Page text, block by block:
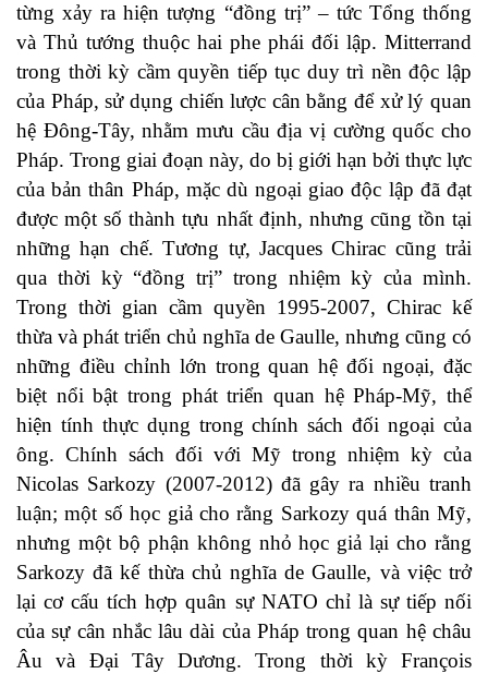
từng xảy ra hiện tượng “đồng trị” – tức Tổng thống
và Thủ tướng thuộc hai phe phái đối lập. Mitterrand
trong thời kỳ cầm quyền tiếp tục duy trì nền độc lập
của Pháp, sử dụng chiến lược cân bằng để xử lý quan
hệ Đông-Tây, nhằm mưu cầu địa vị cường quốc cho
Pháp. Trong giai đoạn này, do bị giới hạn bởi thực lực
của bản thân Pháp, mặc dù ngoại giao độc lập đã đạt
được một số thành tựu nhất định, nhưng cũng tồn tại
những hạn chế. Tương tự, Jacques Chirac cũng trải
qua thời kỳ “đồng trị” trong nhiệm kỳ của mình.
Trong thời gian cầm quyền 1995-2007, Chirac kế
thừa và phát triển chủ nghĩa de Gaulle, nhưng cũng có
những điều chỉnh lớn trong quan hệ đối ngoại, đặc
biệt nổi bật trong phát triển quan hệ Pháp-Mỹ, thể
hiện tính thực dụng trong chính sách đối ngoại của
ông. Chính sách đối với Mỹ trong nhiệm kỳ của
Nicolas Sarkozy (2007-2012) đã gây ra nhiều tranh
luận; một số học giả cho rằng Sarkozy quá thân Mỹ,
nhưng một bộ phận không nhỏ học giả lại cho rằng
Sarkozy đã kế thừa chủ nghĩa de Gaulle, và việc trở
lại cơ cấu tích hợp quân sự NATO chỉ là sự tiếp nối
của sự cân nhắc lâu dài của Pháp trong quan hệ châu
Âu và Đại Tây Dương. Trong thời kỳ François